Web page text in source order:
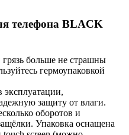
телефона BLACK
больше не страшны
гермоупаковкой
эксплуатации,
защиту от влаги.
оборотов и
Упаковка оснащена